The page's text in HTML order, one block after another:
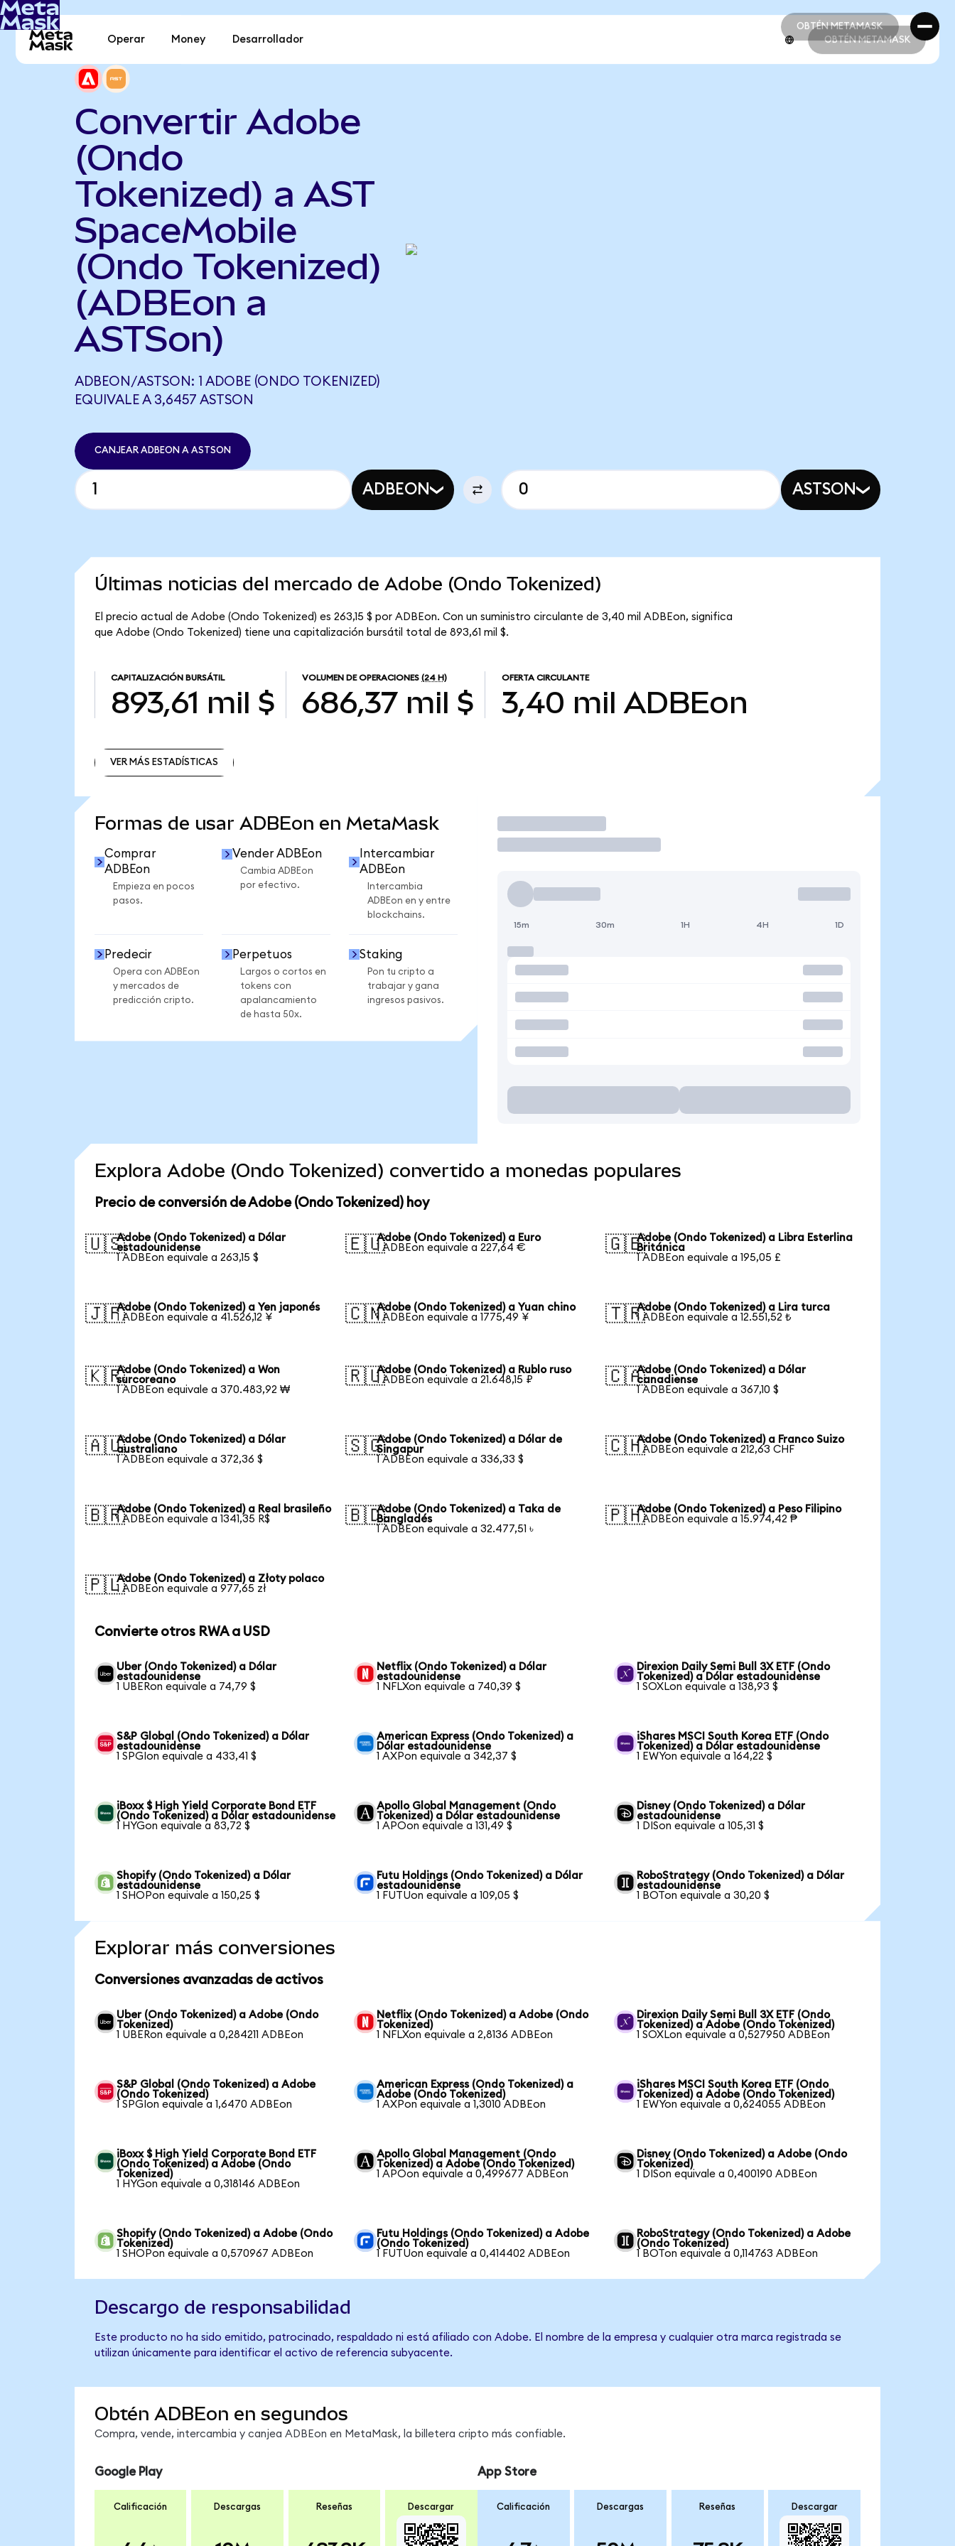
OBTÉN METAMASK
OBTÉN METAMASK
Operar Money Desarrollador OBTÉN METAMASK
Convertir Adobe
(Ondo
Tokenized) a AST
SpaceMobile
(Ondo Tokenized)
(ADBEon a
ASTSon)
ADBEON/ASTSON: 1 ADOBE (ONDO TOKENIZED)
EQUIVALE A 3,6457 ASTSON
CANJEAR ADBEON A ASTSON
ADBEON ASTSON
Últimas noticias del mercado de Adobe (Ondo Tokenized)
El precio actual de Adobe (Ondo Tokenized) es 263,15 $ por ADBEon. Con un suministro circulante de 3,40 mil ADBEon, significa
que Adobe (Ondo Tokenized) tiene una capitalización bursátil total de 893,61 mil $.
CAPITALIZACIÓN BURSÁTIL
893,61 mil $
VOLUMEN DE OPERACIONES (24 H)
686,37 mil $
OFERTA CIRCULANTE
3,40 mil ADBEon
VER MÁS ESTADÍSTICAS
Formas de usar ADBEon en MetaMask
Comprar
ADBEon
Empieza en pocos
pasos.
Vender ADBEon
Cambia ADBEon
por efectivo.
Intercambiar
ADBEon
Intercambia
ADBEon en y entre
blockchains.
Predecir
Opera con ADBEon
y mercados de
predicción cripto.
Perpetuos
Largos o cortos en
tokens con
apalancamiento
de hasta 50x.
Staking
Pon tu cripto a
trabajar y gana
ingresos pasivos.
Operar
15m 30m 1H 4H 1D
Explora Adobe (Ondo Tokenized) convertido a monedas populares
Precio de conversión de Adobe (Ondo Tokenized) hoy
🇺🇸Adobe (Ondo Tokenized) a Dólar
estadounidense
1 ADBEon equivale a 263,15 $
🇪🇺Adobe (Ondo Tokenized) a Euro
1 ADBEon equivale a 227,64 €
🇬🇧Adobe (Ondo Tokenized) a Libra Esterlina
Británica
1 ADBEon equivale a 195,05 £
🇯🇵Adobe (Ondo Tokenized) a Yen japonés
1 ADBEon equivale a 41.526,12 ¥
🇨🇳Adobe (Ondo Tokenized) a Yuan chino
1 ADBEon equivale a 1775,49 ¥
🇹🇷Adobe (Ondo Tokenized) a Lira turca
1 ADBEon equivale a 12.551,52 ₺
🇰🇷Adobe (Ondo Tokenized) a Won
surcoreano
1 ADBEon equivale a 370.483,92 ₩
🇷🇺Adobe (Ondo Tokenized) a Rublo ruso
1 ADBEon equivale a 21.648,15 ₽
🇨🇦Adobe (Ondo Tokenized) a Dólar
canadiense
1 ADBEon equivale a 367,10 $
🇦🇺Adobe (Ondo Tokenized) a Dólar
australiano
1 ADBEon equivale a 372,36 $
🇸🇬Adobe (Ondo Tokenized) a Dólar de
Singapur
1 ADBEon equivale a 336,33 $
🇨🇭Adobe (Ondo Tokenized) a Franco Suizo
1 ADBEon equivale a 212,63 CHF
🇧🇷Adobe (Ondo Tokenized) a Real brasileño
1 ADBEon equivale a 1341,35 R$
🇧🇩Adobe (Ondo Tokenized) a Taka de
Bangladés
1 ADBEon equivale a 32.477,51 ৳
🇵🇭Adobe (Ondo Tokenized) a Peso Filipino
1 ADBEon equivale a 15.974,42 ₱
🇵🇱Adobe (Ondo Tokenized) a Złoty polaco
1 ADBEon equivale a 977,65 zł
Convierte otros RWA a USD
Uber (Ondo Tokenized) a Dólar
estadounidense
1 UBERon equivale a 74,79 $
Netflix (Ondo Tokenized) a Dólar
estadounidense
1 NFLXon equivale a 740,39 $
Direxion Daily Semi Bull 3X ETF (Ondo
Tokenized) a Dólar estadounidense
1 SOXLon equivale a 138,93 $
S&P Global (Ondo Tokenized) a Dólar
estadounidense
1 SPGIon equivale a 433,41 $
American Express (Ondo Tokenized) a
Dólar estadounidense
1 AXPon equivale a 342,37 $
iShares MSCI South Korea ETF (Ondo
Tokenized) a Dólar estadounidense
1 EWYon equivale a 164,22 $
iBoxx $ High Yield Corporate Bond ETF
(Ondo Tokenized) a Dólar estadounidense
1 HYGon equivale a 83,72 $
Apollo Global Management (Ondo
Tokenized) a Dólar estadounidense
1 APOon equivale a 131,49 $
Disney (Ondo Tokenized) a Dólar
estadounidense
1 DISon equivale a 105,31 $
Shopify (Ondo Tokenized) a Dólar
estadounidense
1 SHOPon equivale a 150,25 $
Futu Holdings (Ondo Tokenized) a Dólar
estadounidense
1 FUTUon equivale a 109,05 $
RoboStrategy (Ondo Tokenized) a Dólar
estadounidense
1 BOTon equivale a 30,20 $
Explorar más conversiones
Conversiones avanzadas de activos
Uber (Ondo Tokenized) a Adobe (Ondo
Tokenized)
1 UBERon equivale a 0,284211 ADBEon
Netflix (Ondo Tokenized) a Adobe (Ondo
Tokenized)
1 NFLXon equivale a 2,8136 ADBEon
Direxion Daily Semi Bull 3X ETF (Ondo
Tokenized) a Adobe (Ondo Tokenized)
1 SOXLon equivale a 0,527950 ADBEon
S&P Global (Ondo Tokenized) a Adobe
(Ondo Tokenized)
1 SPGIon equivale a 1,6470 ADBEon
American Express (Ondo Tokenized) a
Adobe (Ondo Tokenized)
1 AXPon equivale a 1,3010 ADBEon
iShares MSCI South Korea ETF (Ondo
Tokenized) a Adobe (Ondo Tokenized)
1 EWYon equivale a 0,624055 ADBEon
iBoxx $ High Yield Corporate Bond ETF
(Ondo Tokenized) a Adobe (Ondo
Tokenized)
1 HYGon equivale a 0,318146 ADBEon
Apollo Global Management (Ondo
Tokenized) a Adobe (Ondo Tokenized)
1 APOon equivale a 0,499677 ADBEon
Disney (Ondo Tokenized) a Adobe (Ondo
Tokenized)
1 DISon equivale a 0,400190 ADBEon
Shopify (Ondo Tokenized) a Adobe (Ondo
Tokenized)
1 SHOPon equivale a 0,570967 ADBEon
Futu Holdings (Ondo Tokenized) a Adobe
(Ondo Tokenized)
1 FUTUon equivale a 0,414402 ADBEon
RoboStrategy (Ondo Tokenized) a Adobe
(Ondo Tokenized)
1 BOTon equivale a 0,114763 ADBEon
Descargo de responsabilidad
Este producto no ha sido emitido, patrocinado, respaldado ni está afiliado con Adobe. El nombre de la empresa y cualquier otra marca registrada se
utilizan únicamente para identificar el activo de referencia subyacente.
Obtén ADBEon en segundos
Compra, vende, intercambia y canjea ADBEon en MetaMask, la billetera cripto más confiable.
Google Play
Calificación Descargas Reseñas Descargar
App Store
Calificación Descargas Reseñas Descargar